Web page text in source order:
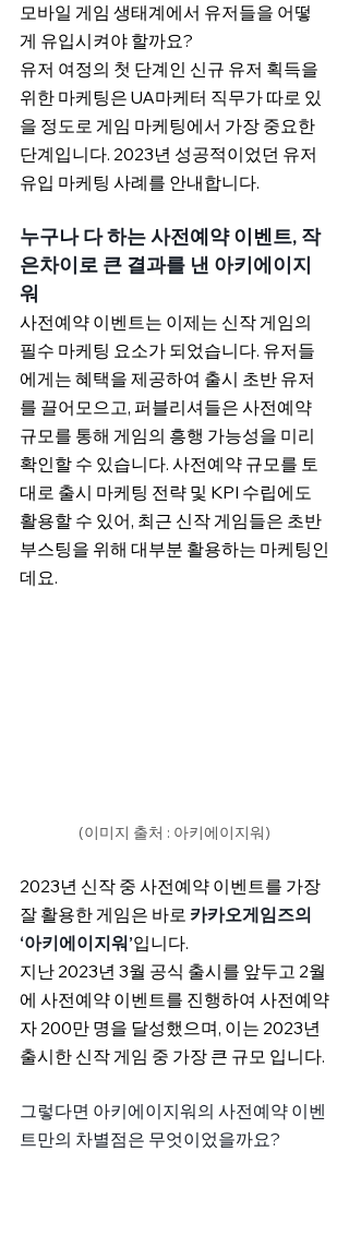
모바일 게임 생태계에서 유저들을 어떻
게 유입시켜야 할까요?
유저 여정의 첫 단계인 신규 유저 획득을
위한 마케팅은 UA마케터 직무가 따로 있
을 정도로 게임 마케팅에서 가장 중요한
단계입니다. 2023년 성공적이었던 유저
유입 마케팅 사례를 안내합니다.
누구나 다 하는 사전예약 이벤트, 작
은차이로 큰 결과를 낸 아키에이지
워
사전예약 이벤트는 이제는 신작 게임의
필수 마케팅 요소가 되었습니다. 유저들
에게는 혜택을 제공하여 출시 초반 유저
를 끌어모으고, 퍼블리셔들은 사전예약
규모를 통해 게임의 흥행 가능성을 미리
확인할 수 있습니다. 사전예약 규모를 토
대로 출시 마케팅 전략 및 KPI 수립에도
활용할 수 있어, 최근 신작 게임들은 초반
부스팅을 위해 대부분 활용하는 마케팅인
데요.
(이미지 출처 : 아키에이지워)
2023년 신작 중 사전예약 이벤트를 가장
잘 활용한 게임은 바로 카카오게임즈의
‘아키에이지워’입니다.
지난 2023년 3월 공식 출시를 앞두고 2월
에 사전예약 이벤트를 진행하여 사전예약
자 200만 명을 달성했으며, 이는 2023년
출시한 신작 게임 중 가장 큰 규모 입니다.
그렇다면 아키에이지워의 사전예약 이벤
트만의 차별점은 무엇이었을까요?